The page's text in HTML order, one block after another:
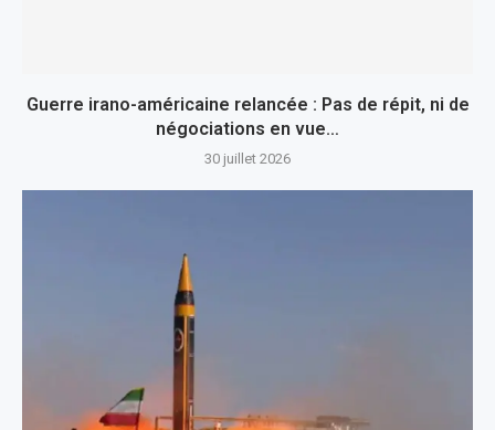
Guerre irano-américaine relancée : Pas de répit, ni de
négociations en vue…
30 juillet 2026